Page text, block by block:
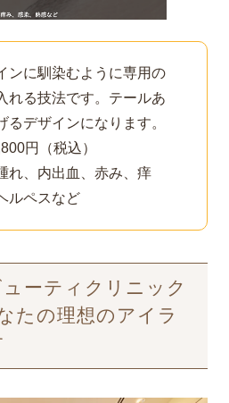
ンに馴染むように専用の
れる技法です。テールあ
るデザインになります。
円（税込）
れ、内出血、赤み、痒
ルペスなど
ーティクリニック
たの理想のアイラ